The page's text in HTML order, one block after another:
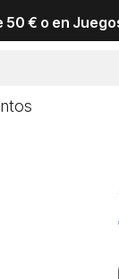
€ o en